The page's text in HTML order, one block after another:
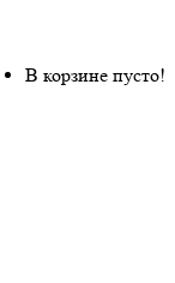
В корзине пусто!